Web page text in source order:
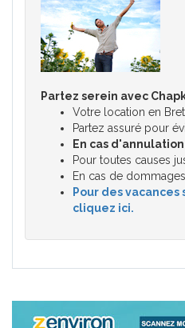
Partez serein avec
Votre location en
Partez assuré pour
En cas
Pour toutes causes
En cas de
Pour des
cliquez ici.